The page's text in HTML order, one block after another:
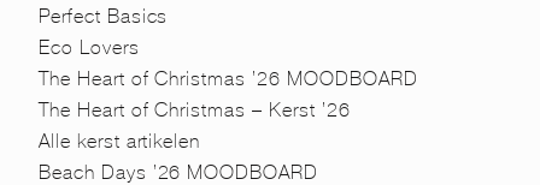
Perfect Basics
Eco Lovers
The Heart of Christmas ’26 MOODBOARD
The Heart of Christmas – Kerst ’26
Alle kerst artikelen
Beach Days ’26 MOODBOARD